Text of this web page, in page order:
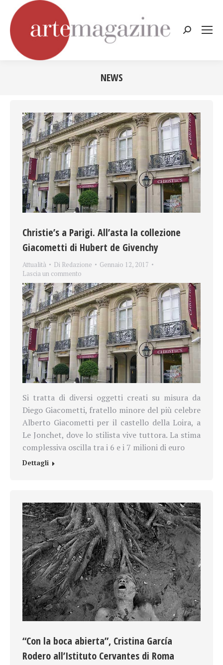
Cerca:
NEWS
Christie’s a Parigi. All’asta la collezione
Giacometti di Hubert de Givenchy
Attualità Di Redazione
Gennaio 12, 2017
Lascia un commento
Si tratta di diversi oggetti creati su misura da
Diego Giacometti, fratello minore del più celebre
Alberto Giacometti per il castello della Loira, a
Le Jonchet, dove lo stilista vive tuttora. La stima
complessiva oscilla tra i 6 e i 7 milioni di euro
Dettagli
“Con la boca abierta”, Cristina García
Rodero all’Istituto Cervantes di Roma